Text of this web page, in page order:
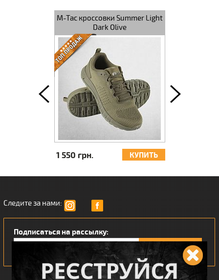
M-Tac кроссовки Summer Pro
Black
0 грн. КУПИТЬ
Следите за нами:
Подписаться на рассылку: